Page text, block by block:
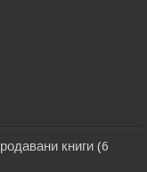
книги (6